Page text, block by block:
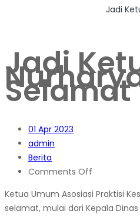
Jadi
Jadi
01 Apr 2023
admin
Berita
Comments Off
Ketua
Umum
Ketua Umum Asosiasi Praktisi
selamat, mulai dari Kepala